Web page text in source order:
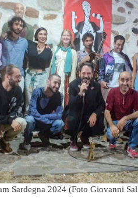
Sardegna 2024 (Foto Giovanni